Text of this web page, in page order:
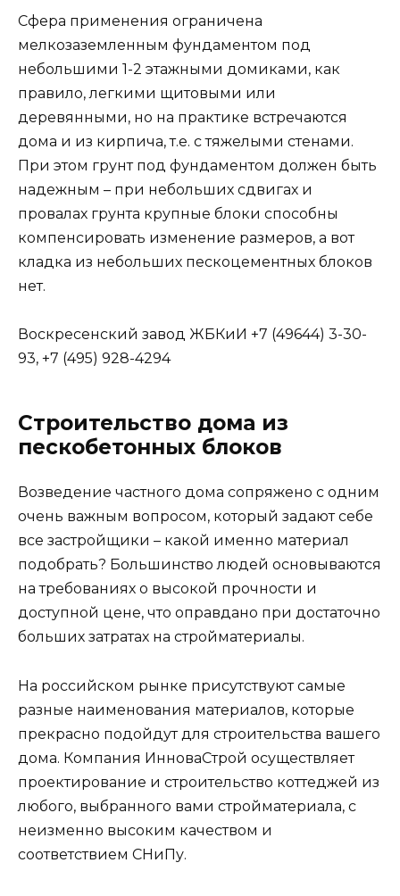
Сфера применения ограничена
мелкозаземленным фундаментом под
небольшими 1-2 этажными домиками, как
правило, легкими щитовыми или
деревянными, но на практике встречаются
дома и из кирпича, т.е. с тяжелыми стенами.
При этом грунт под фундаментом должен быть
надежным – при небольших сдвигах и
провалах грунта крупные блоки способны
компенсировать изменение размеров, а вот
кладка из небольших пескоцементных блоков
нет.
Воскресенский завод ЖБКиИ +7 (49644) 3-30-
93, +7 (495) 928-4294
Строительство дома из
пескобетонных блоков
Возведение частного дома сопряжено с одним
очень важным вопросом, который задают себе
все застройщики – какой именно материал
подобрать? Большинство людей основываются
на требованиях о высокой прочности и
доступной цене, что оправдано при достаточно
больших затратах на стройматериалы.
На российском рынке присутствуют самые
разные наименования материалов, которые
прекрасно подойдут для строительства вашего
дома. Компания ИнноваСтрой осуществляет
проектирование и строительство коттеджей из
любого, выбранного вами стройматериала, с
неизменно высоким качеством и
соответствием СНиПу.